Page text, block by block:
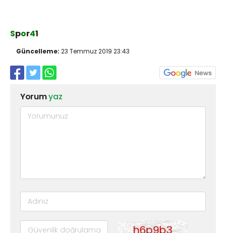
Spor41
Güncelleme: 23 Temmuz 2019 23:43
Yorumyaz